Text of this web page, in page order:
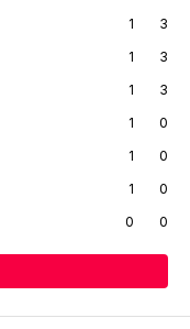
1
3
1
3
1
3
1
0
1
0
1
0
0 0